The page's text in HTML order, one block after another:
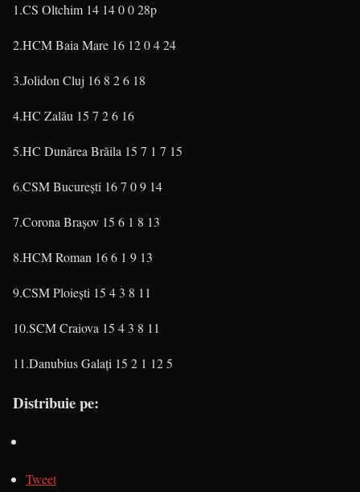
1.CS Oltchim 14 140028p
2.HCM Baia Mare 16 120424
3.Jolidon Cluj 16 8 26 18
4.HC Zalău 15 7 26 16
5.HC Dunărea Brăila 15 7 1 7 15
6.CSM Bucureşti 167 09 14
7.Corona Braşov 15 6 1 8 13
8.HCM Roman 166 1 9 13
9.CSM Ploieşti 15 4 3 8 11
10.SCM Craiova 15 4 3 8 11
11.Danubius Galaţi 15 2 1 125
Distribuie pe:
Tweet